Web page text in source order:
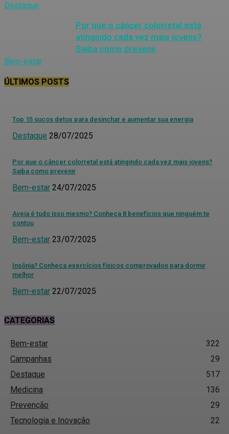
Destaque
Bem-estar
Por que o câncer colorretal está
atingindo cada vez mais jovens?
Saiba como prevenir
ÚLTIMOS POSTS
Top 15 sucos detox para desinchar e aumentar sua energia
Destaque 28/07/2025
Por que o câncer colorretal está atingindo cada vez mais jovens?
Saiba como prevenir
Bem-estar 24/07/2025
Aveia é tudo isso mesmo? Conheça 8 benefícios que ninguém te
contou
Bem-estar 23/07/2025
Insônia? Conheça exercícios físicos comprovados para dormir
melhor
Bem-estar 22/07/2025
CATEGORIAS
Bem-estar
322
Campanhas
29
Destaque
517
Medicina
136
Prevenção
29
Tecnologia e Inovação
22